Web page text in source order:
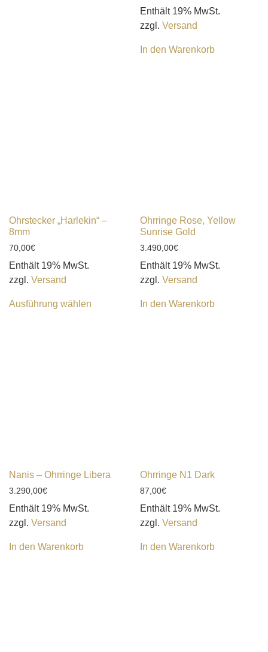
Enthält 19% MwSt.
zzgl. Versand
In den Warenkorb
Ohrstecker „Harlekin“ –
8mm
70,00€
Enthält 19% MwSt.
zzgl. Versand
Ausführung wählen
Ohrringe Rose, Yellow
Sunrise Gold
3.490,00€
Enthält 19% MwSt.
zzgl. Versand
In den Warenkorb
Nanis – Ohrringe Libera
3.290,00€
Enthält 19% MwSt.
zzgl. Versand
In den Warenkorb
Ohrringe N1 Dark
87,00€
Enthält 19% MwSt.
zzgl. Versand
In den Warenkorb